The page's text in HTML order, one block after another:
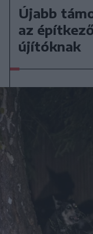
Újabb
az
újítóknak